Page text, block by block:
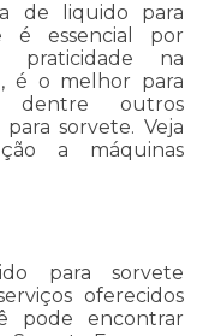
de liquido para
é essencial por
praticidade na
é o melhor para
dentre outros
sorvete. Veja
a máquinas
para sorvete
oferecidos
pode encontrar